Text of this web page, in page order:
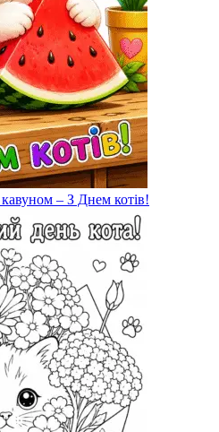
– З Днем котів!